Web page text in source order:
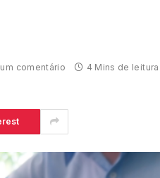
comentário 4 Mins de leitura